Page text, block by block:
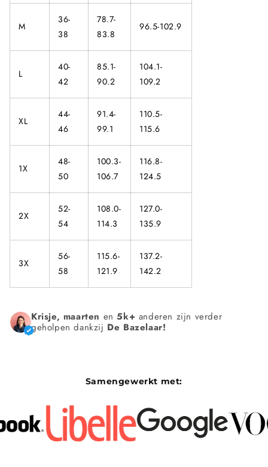
M
36-
38
78.7-
83.8
96.5-102.9
L
40-
42
85.1-
90.2
104.1-
109.2
XL
44-
46
91.4-
99.1
110.5-
115.6
1X
48-
50
100.3-
106.7
116.8-
124.5
2X
52-
54
108.0-
114.3
127.0-
135.9
3X
56-
58
115.6-
121.9
137.2-
142.2
Krisje, maarten en5k+ anderen zijn verder
geholpen dankzij De Bazelaar!
Samengewerkt met: